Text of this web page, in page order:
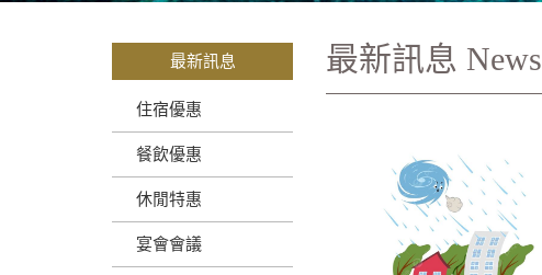
最新訊息
住宿優惠
餐飲優惠
休閒特惠
宴會會議
最新訊息 News